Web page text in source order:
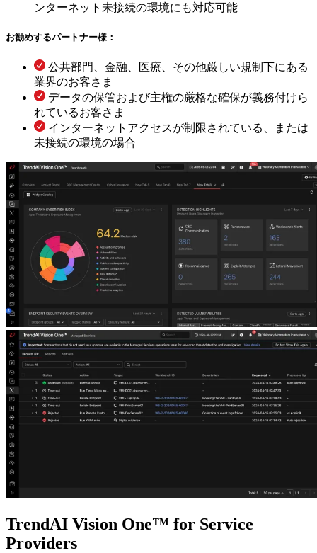
ンターネット未接続の環境にも対応可能
お勧めするパートナー様：
公共部門、金融、医療、その他厳しい規制下にある
業界のお客さま
データの保管および主権の厳格な確保が義務付けら
れているお客さま
インターネットアクセスが制限されている、または
未接続の環境の場合
TrendAI Vision One™ for Service
Providers